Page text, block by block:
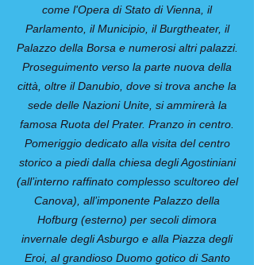
come l'Opera di Stato di Vienna, il
Parlamento, il Municipio, il Burgtheater, il
Palazzo della Borsa e numerosi altri palazzi.
Proseguimento verso la parte nuova della
città, oltre il Danubio, dove si trova anche la
sede delle Nazioni Unite, si ammirerà la
famosa Ruota del Prater. Pranzo in centro.
Pomeriggio dedicato alla visita del centro
storico a piedi dalla chiesa degli Agostiniani
(all’interno raffinato complesso scultoreo del
Canova), all’imponente Palazzo della
Hofburg (esterno) per secoli dimora
invernale degli Asburgo e alla Piazza degli
Eroi, al grandioso Duomo gotico di Santo